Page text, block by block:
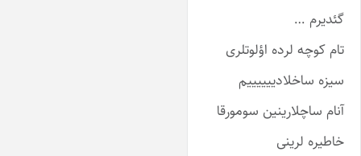
…
کوچه لرده اؤلوتلری
ساخلادییییییم
ساچلارینین سومورقا
لرینی